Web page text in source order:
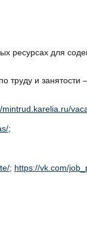
ресурсах для
труду и занятости
mintrud.karelia.ru/
;
; https://vk.com/